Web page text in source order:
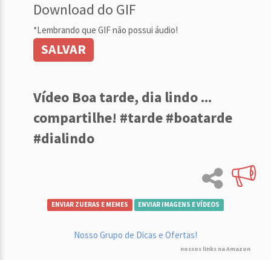
Download do GIF
*Lembrando que GIF não possui áudio!
SALVAR
Vídeo Boa tarde, dia lindo ...
compartilhe! #tarde #boatarde
#dialindo
ENVIAR ZUERAS E MEMES ENVIAR IMAGENS E VÍDEOS
Nosso Grupo de Dicas e Ofertas!
nossos links na Amazon